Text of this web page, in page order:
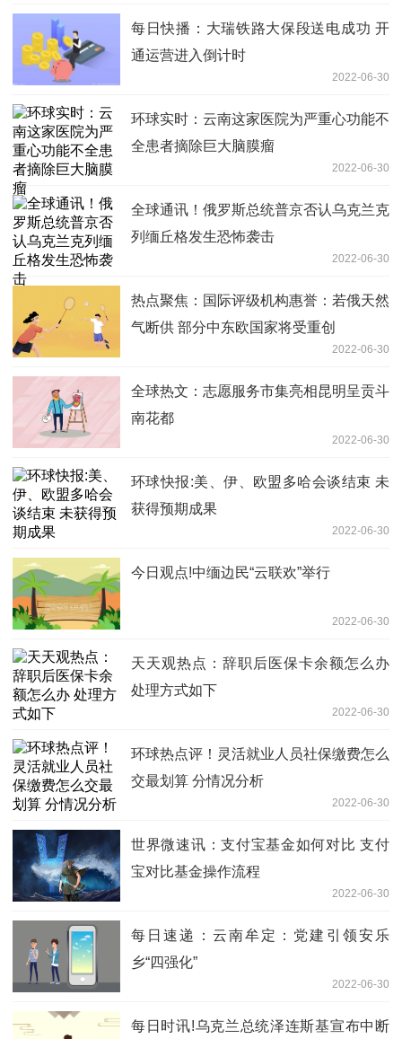
每日快播：大瑞铁路大保段送电成功 开
通运营进入倒计时
2022-06-30
环球实时：云南这家医院为严重心功能不
全患者摘除巨大脑膜瘤
2022-06-30
全球通讯！俄罗斯总统普京否认乌克兰克
列缅丘格发生恐怖袭击
2022-06-30
热点聚焦：国际评级机构惠誉：若俄天然
气断供 部分中东欧国家将受重创
2022-06-30
全球热文：志愿服务市集亮相昆明呈贡斗
南花都
2022-06-30
环球快报:美、伊、欧盟多哈会谈结束 未
获得预期成果
2022-06-30
今日观点!中缅边民“云联欢”举行
2022-06-30
天天观热点：辞职后医保卡余额怎么办
处理方式如下
2022-06-30
环球热点评！灵活就业人员社保缴费怎么
交最划算 分情况分析
2022-06-30
世界微速讯：支付宝基金如何对比 支付
宝对比基金操作流程
2022-06-30
每日速递：云南牟定：党建引领安乐
乡“四强化”
2022-06-30
每日时讯!乌克兰总统泽连斯基宣布中断